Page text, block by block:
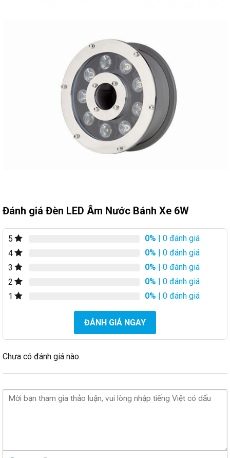
Đánh giá Đèn LED Âm Nước Bánh Xe 6W
5 0% | 0 đánh giá
4
0% | 0 đánh giá
3
0% | 0 đánh giá
2
0% | 0 đánh giá
1
0% | 0 đánh giá
ĐÁNH GIÁ NGAY
Chưa có đánh giá nào.